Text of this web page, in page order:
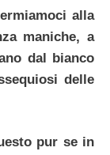
alla
maniche, a
dal bianco
delle
pur se in